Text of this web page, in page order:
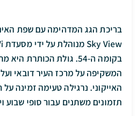
בקומה ה-54. גולת הכותרת
המשקיפה על מרכז העיר דובאי
האייקוני. נרגילה טעימה זמינה על
תזמונים משתנים עבור סופי שבוע